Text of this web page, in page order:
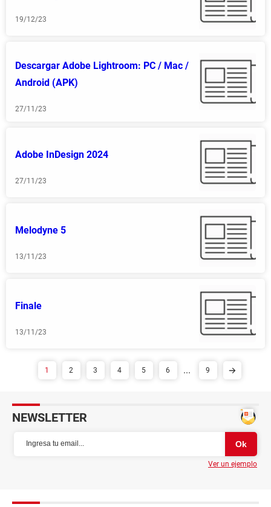
19/12/23
Descargar Adobe Lightroom: PC / Mac /
Android (APK)
27/11/23
Adobe InDesign 2024
27/11/23
Melodyne 5
13/11/23
Finale
13/11/23
1 2 3 4 5 6 ... 9
NEWSLETTER
Ver un ejemplo